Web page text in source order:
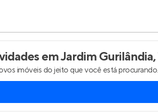
Anunciar Imóveis Anunciar
em Jardim
imóveis do jeito que você está procurando.